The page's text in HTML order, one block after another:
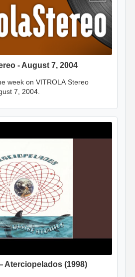
- August 7, 2004
week on VITROLA Stereo
7, 2004.
Aterciopelados (1998)